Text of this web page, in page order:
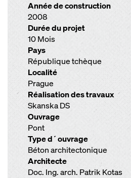
Année de construction
2008
Durée du projet
10 Mois
Pays
République tchèque
Localité
Prague
Réalisation des travaux
Skanska DS
Ouvrage
Pont
Type d´ouvrage
Béton architectonique
Architecte
Doc. Ing. arch. Patrik Kotas